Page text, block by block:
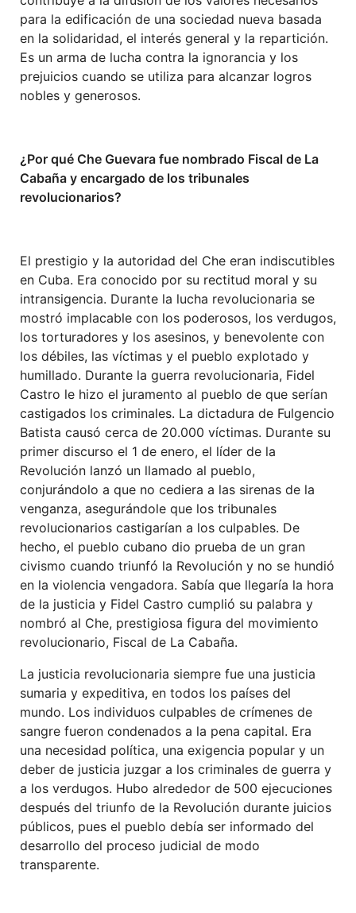
para la edificación de una sociedad nueva basada
en la solidaridad, el interés general y la repartición.
Es un arma de lucha contra la ignorancia y los
prejuicios cuando se utiliza para alcanzar logros
nobles y generosos.
¿Por qué Che Guevara fue nombrado Fiscal de La
Cabaña y encargado de los tribunales
revolucionarios?
El prestigio y la autoridad del Che eran indiscutibles
en Cuba. Era conocido por su rectitud moral y su
intransigencia. Durante la lucha revolucionaria se
mostró implacable con los poderosos, los verdugos,
los torturadores y los asesinos, y benevolente con
los débiles, las víctimas y el pueblo explotado y
humillado. Durante la guerra revolucionaria, Fidel
Castro le hizo el juramento al pueblo de que serían
castigados los criminales. La dictadura de Fulgencio
Batista causó cerca de 20.000 víctimas. Durante su
primer discurso el 1 de enero, el líder de la
Revolución lanzó un llamado al pueblo,
conjurándolo a que no cediera a las sirenas de la
venganza, asegurándole que los tribunales
revolucionarios castigarían a los culpables. De
hecho, el pueblo cubano dio prueba de un gran
civismo cuando triunfó la Revolución y no se hundió
en la violencia vengadora. Sabía que llegaría la hora
de la justicia y Fidel Castro cumplió su palabra y
nombró al Che, prestigiosa figura del movimiento
revolucionario, Fiscal de La Cabaña.
La justicia revolucionaria siempre fue una justicia
sumaria y expeditiva, en todos los países del
mundo. Los individuos culpables de crímenes de
sangre fueron condenados a la pena capital. Era
una necesidad política, una exigencia popular y un
deber de justicia juzgar a los criminales de guerra y
a los verdugos. Hubo alrededor de 500 ejecuciones
después del triunfo de la Revolución durante juicios
públicos, pues el pueblo debía ser informado del
desarrollo del proceso judicial de modo
transparente.